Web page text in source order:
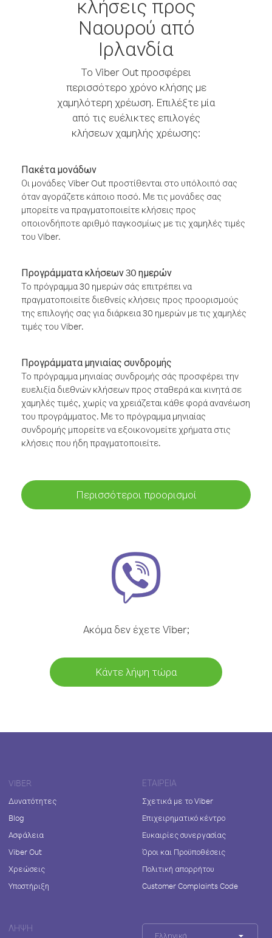
κλήσεις προς
Ναουρού από
Ιρλανδία
Το Viber Out προσφέρει
περισσότερο χρόνο κλήσης με
χαμηλότερη χρέωση. Επιλέξτε μία
από τις ευέλικτες επιλογές
κλήσεων χαμηλής χρέωσης:
Πακέτα μονάδων
Οι μονάδες Viber Out προστίθενται στο υπόλοιπό σας
όταν αγοράζετε κάποιο ποσό. Με τις μονάδες σας
μπορείτε να πραγματοποιείτε κλήσεις προς
οποιονδήποτε αριθμό παγκοσμίως με τις χαμηλές τιμές
του Viber.
Προγράμματα κλήσεων 30 ημερών
Το πρόγραμμα 30 ημερών σάς επιτρέπει να
πραγματοποιείτε διεθνείς κλήσεις προς προορισμούς
της επιλογής σας για διάρκεια 30 ημερών με τις χαμηλές
τιμές του Viber.
Προγράμματα μηνιαίας συνδρομής
Το πρόγραμμα μηνιαίας συνδρομής σάς προσφέρει την
ευελιξία διεθνών κλήσεων προς σταθερά και κινητά σε
χαμηλές τιμές, χωρίς να χρειάζεται κάθε φορά ανανέωση
του προγράμματος. Με το πρόγραμμα μηνιαίας
συνδρομής μπορείτε να εξοικονομείτε χρήματα στις
κλήσεις που ήδη πραγματοποιείτε.
Περισσότεροι προορισμοί
Ακόμα δεν έχετε Viber;
Κάντε λήψη τώρα
VIBER
Δυνατότητες
Blog
Ασφάλεια
Viber Out
Χρεώσεις
Υποστήριξη
ΕΤΑΙΡΕΊΑ
Σχετικά με το Viber
Επιχειρηματικό κέντρο
Ευκαιρίες συνεργασίας
Όροι και Προϋποθέσεις
Πολιτική απορρήτου
Customer Complaints Code
ΛΉΨΗ
Ελληνικά